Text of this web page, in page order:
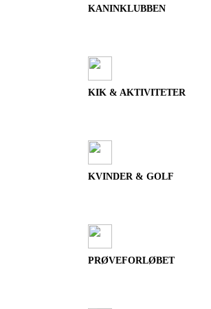
KANINKLUBBEN
KIK & AKTIVITETER
KVINDER & GOLF
PRØVEFORLØBET